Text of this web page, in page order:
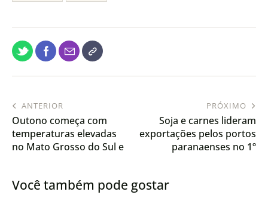
ANTERIOR
Outono começa com
temperaturas elevadas
no Mato Grosso do Sul e
PRÓXIMO
Soja e carnes lideram
exportações pelos portos
paranaenses no 1º
Você também pode gostar